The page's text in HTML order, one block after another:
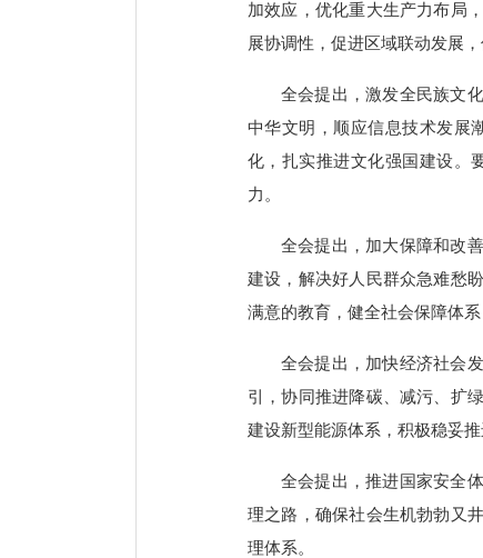
加效应，优化重大生产力布局
展协调性，促进区域联动发展
全会提出，激发全民族文
中华文明，顺应信息技术发展
化，扎实推进文化强国建设。
力。
全会提出，加大保障和改
建设，解决好人民群众急难愁
满意的教育，健全社会保障体
全会提出，加快经济社会
引，协同推进降碳、减污、扩
建设新型能源体系，积极稳妥
全会提出，推进国家安全
理之路，确保社会生机勃勃又
理体系。